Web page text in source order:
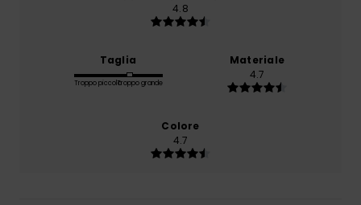
4.8
Taglia
Troppo piccoloTroppo grande
Materiale
4.7
Colore
4.7